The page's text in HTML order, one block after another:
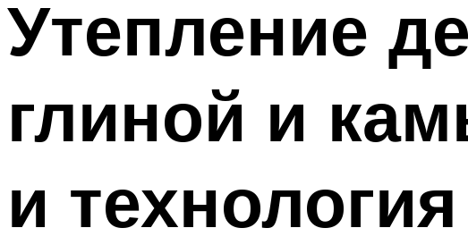
Утепление
глиной и
и технология